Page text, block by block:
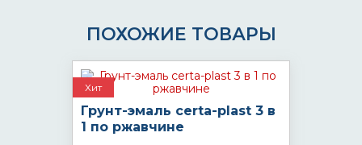
ПОХОЖИЕ ТОВАРЫ
Хит
Грунт-эмаль certa-plast 3 в
1 по ржавчине